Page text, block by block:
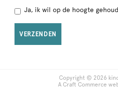
Ja, ik wil op de hoogte
VERZENDEN
Copyright © 2026
A Craft Commerce